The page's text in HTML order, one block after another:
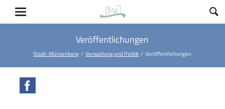
Veröffentlichungen
Stadt-Münzenberg Verwaltung und Politik Veröffentlichungen